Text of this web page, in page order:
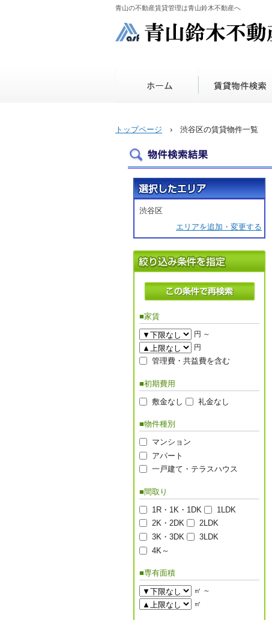
青山の不動産賃貸管理は青山鈴木不動産へ
トップページ › 渋谷区の賃貸物件一覧
渋谷区
エリアを追加・変更する
■家賃
円 ～
円
管理費・共益費を含む
■初期費用
敷金なし
礼金なし
■物件種別
マンション
アパート
一戸建て・テラスハウス
■間取り
1R・1K・1DK
1LDK
2K・2DK
2LDK
3K・3DK
3LDK
4K～
■専有面積
㎡ ～
㎡